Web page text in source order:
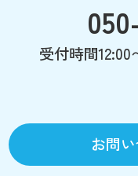
受付時間12:00
お問